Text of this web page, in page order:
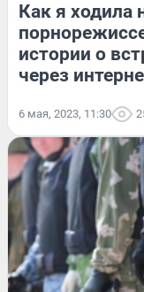
Как я ходила
истории о
через
6 мая, 2023, 11:30